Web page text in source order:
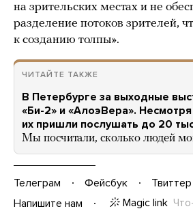
на зрительских местах и не
разделение потоков зрителей,
к созданию толпы».
ЧИТАЙТЕ ТАКЖЕ
В Петербурге за выходные
«Би-2» и «АлоэВера».
их пришли послушать до 20
Мы посчитали, сколько людей
Телеграм Фейсбук Твиттер
Напишите нам
Magic link